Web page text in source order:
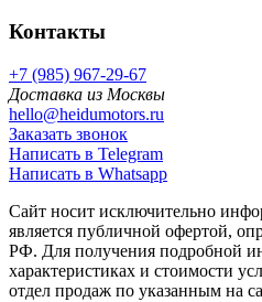
Контакты
+7 (985) 967-29-67
Доставка из Москвы
hello@heidumotors.ru
Заказать звонок
Написать в Telegram
Написать в Whatsapp
Сайт носит исключительно
является публичной офертой,
РФ. Для получения подробной
характеристиках и стоимости
отдел продаж по указанным на